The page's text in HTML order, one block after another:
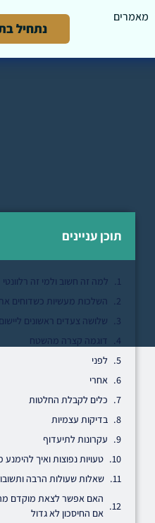
מאמרים
נתחיל
תוכן עניינים
למה זה חשוב ולמי זה רלוונטי
השלכות מעשיות כשדוחים
שלושה צעדים ראשונים
דוגמה קצרה מהשטח
לפני
אחרי
כלים לקבלת החלטות
בדיקות עצמיות
עקרונות לתיעדוף
טעויות נפוצות ואיך להימנע
שאלות שעולות הרבה
האם אפשר לצאת מוקדם
אם החיסכון לא גדול